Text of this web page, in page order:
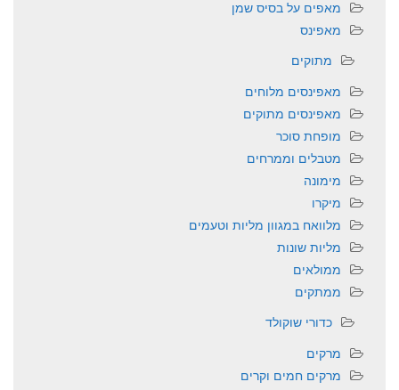
מאפים על בסיס שמן
מאפינס
מתוקים
מאפינסים מלוחים
מאפינסים מתוקים
מופחת סוכר
מטבלים וממרחים
מימונה
מיקרו
מלוואח במגוון מליות וטעמים
מליות שונות
ממולאים
ממתקים
כדורי שוקולד
מרקים
מרקים חמים וקרים